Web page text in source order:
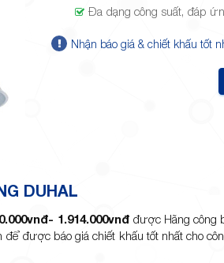
Đa dạng công suất, đáp
Nhận báo giá & chiết khấu tốt
DUHAL
1.914.000vnđđược Hãng công
được báo giá chiết khấu tốt nhất cho